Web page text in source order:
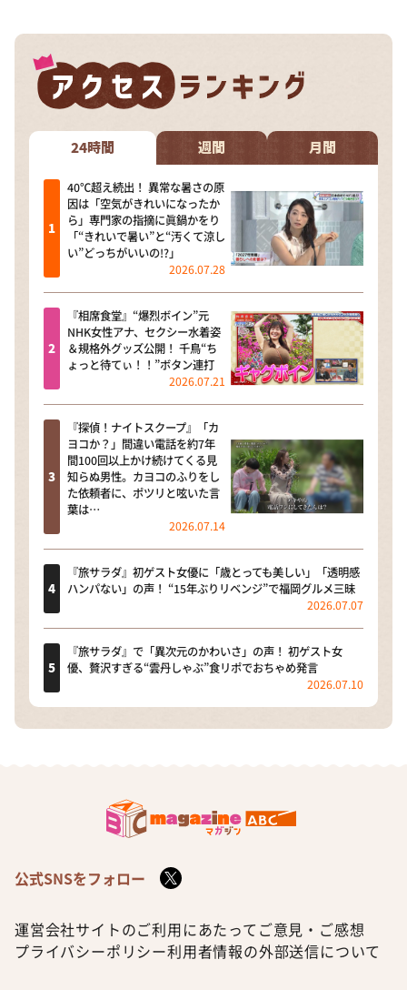
24時間 週間 月間
40℃超え続出！ 異常な暑さの原
因は「空気がきれいになったか
ら」専門家の指摘に眞鍋かをり
「“きれいで暑い”と“汚くて涼し
い”どっちがいいの!?」
2026.07.28
『相席食堂』“爆烈ボイン”元
NHK女性アナ、セクシー水着姿
＆規格外グッズ公開！ 千鳥“ち
ょっと待てぃ！！”ボタン連打
2026.07.21
『探偵！ナイトスクープ』「カ
ヨコか？」間違い電話を約7年
間100回以上かけ続けてくる見
知らぬ男性。カヨコのふりをし
た依頼者に、ポツリと呟いた言
葉は…
2026.07.14
『旅サラダ』初ゲスト女優に「歳とっても美しい」「透明感
ハンパない」の声！ “15年ぶりリベンジ”で福岡グルメ三昧
2026.07.07
『旅サラダ』で「異次元のかわいさ」の声！ 初ゲスト女
優、贅沢すぎる“雲丹しゃぶ”食リポでおちゃめ発言
2026.07.10
公式SNSをフォロー
運営会社サイトのご利用にあたって ご意見・ご感想
プライバシーポリシー利用者情報の外部送信について